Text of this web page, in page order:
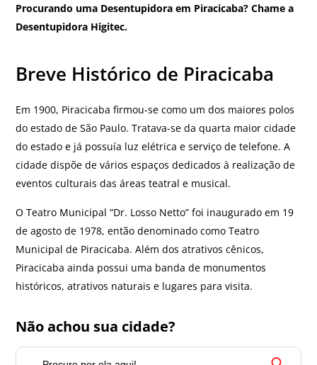
Procurando uma Desentupidora em Piracicaba? Chame a
Desentupidora Higitec.
Breve Histórico de Piracicaba
Em 1900, Piracicaba firmou-se como um dos maiores polos
do estado de São Paulo. Tratava-se da quarta maior cidade
do estado e já possuía luz elétrica e serviço de telefone. A
cidade dispõe de vários espaços dedicados à realização de
eventos culturais das áreas teatral e musical.
O Teatro Municipal “Dr. Losso Netto” foi inaugurado em 19
de agosto de 1978, então denominado como Teatro
Municipal de Piracicaba. Além dos atrativos cênicos,
Piracicaba ainda possui uma banda de monumentos
históricos, atrativos naturais e lugares para visita.
Não achou sua cidade?